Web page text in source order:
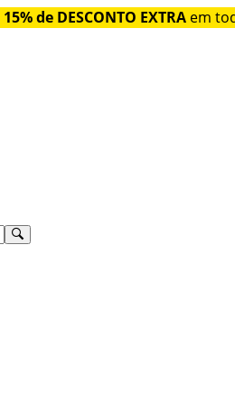
15% de DESCONTO EXTRA em